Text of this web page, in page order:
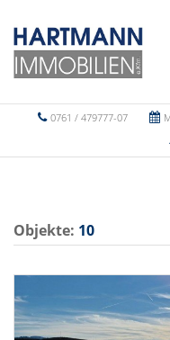
0761 / 479777-07
Objekte: 10